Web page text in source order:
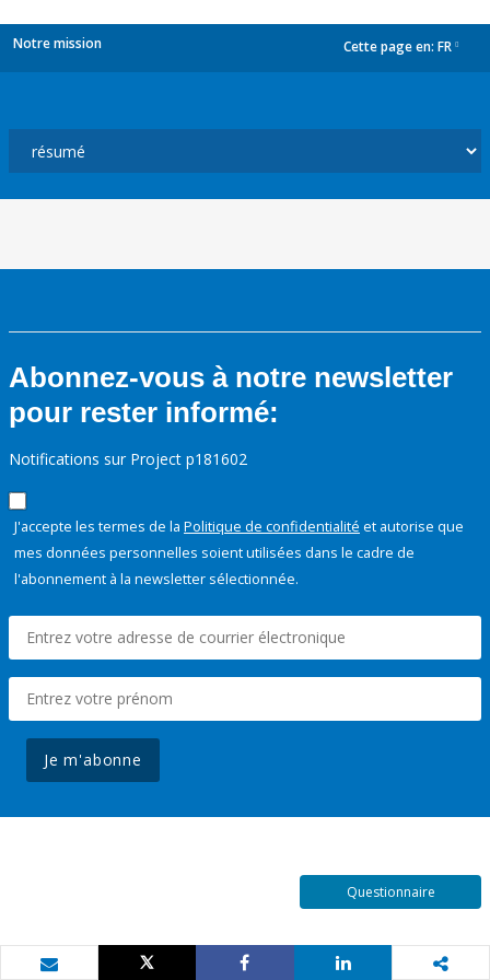
Notre mission Cette page en: FR
Abonnez-vous à notre newsletter
pour rester informé:
Notifications sur Project p181602
J'accepte les termes de la Politique de confidentialité et autorise que
mes données personnelles soient utilisées dans le cadre de
l'abonnement à la newsletter sélectionnée.
Je m'abonne
Questionnaire